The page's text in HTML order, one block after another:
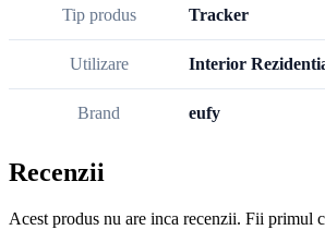
Tip produs Tracker
Utilizare Interior
Brand eufy
Recenzii
Acest produs nu are inca recenzii. Fii primul